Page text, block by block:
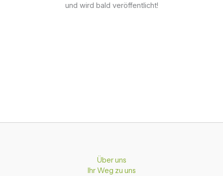
und wird bald veröffentlicht!
Über uns
Ihr Weg zu uns